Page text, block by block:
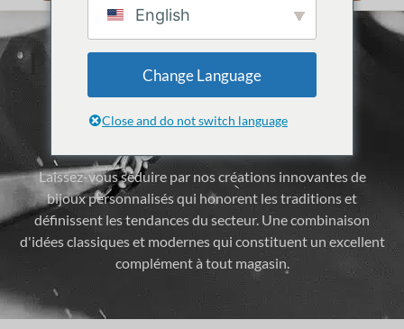
Publication mensuelle de
dessins et modèles à la
mode
Laissez-vous séduire par nos créations innovantes de
bijoux personnalisés qui honorent les traditions et
définissent les tendances du secteur. Une combinaison
d'idées classiques et modernes qui constituent un excellent
complément à tout magasin.
English
Change Language
Close and do not switch language